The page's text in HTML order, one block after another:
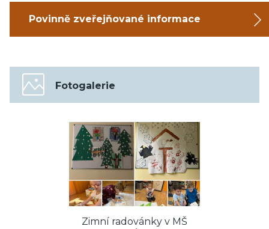
Povinně zveřejňované informace
Fotogalerie
Zimní radovánky v MŠ